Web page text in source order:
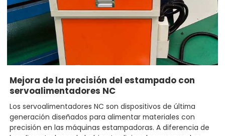
Mejora de la precisión del estampado con
servoalimentadores NC
Los servoalimentadores NC son dispositivos de última
generación diseñados para alimentar materiales con
precisión en las máquinas estampadoras. A diferencia de